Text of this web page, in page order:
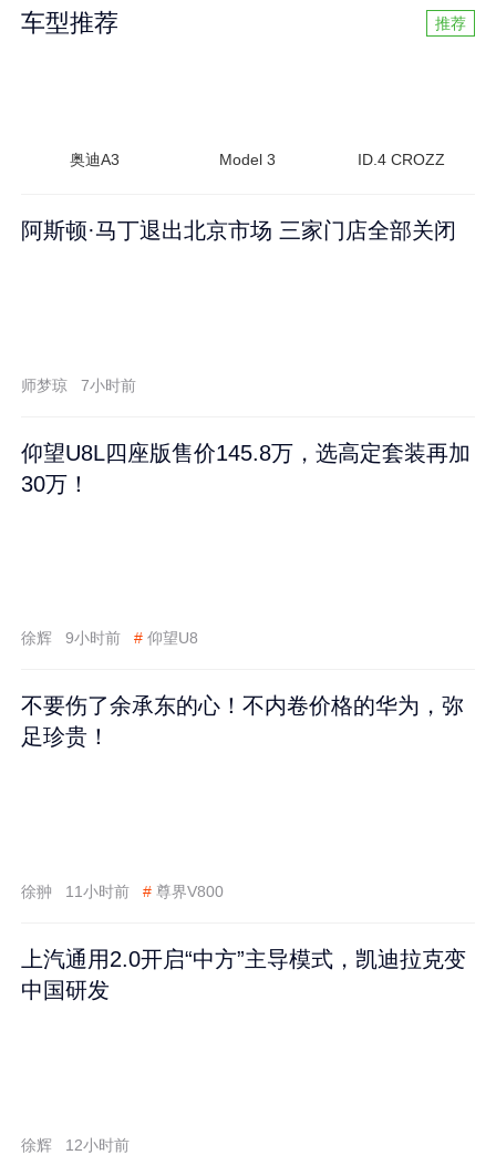
车型推荐 推荐
奥迪A3 Model 3 ID.4 CROZZ
阿斯顿·马丁退出北京市场 三家门店全部关闭
师梦琼 7小时前
仰望U8L四座版售价145.8万，选高定套装再加
30万！
徐辉 9小时前 # 仰望U8
不要伤了余承东的心！不内卷价格的华为，弥
足珍贵！
徐翀 11小时前 # 尊界V800
上汽通用2.0开启“中方”主导模式，凯迪拉克变
中国研发
徐辉 12小时前